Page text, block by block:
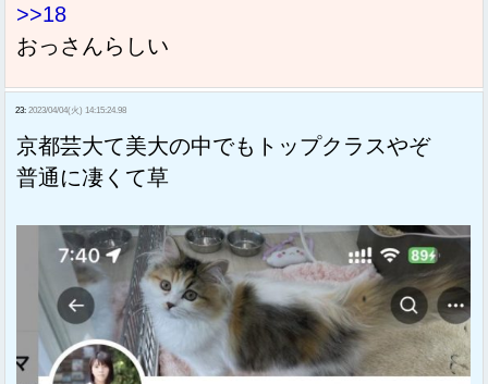
>>18
おっさんらしい
23: 2023/04/04(火) 14:15:24.98
京都芸大て美大の中でもトップクラスやぞ
普通に凄くて草